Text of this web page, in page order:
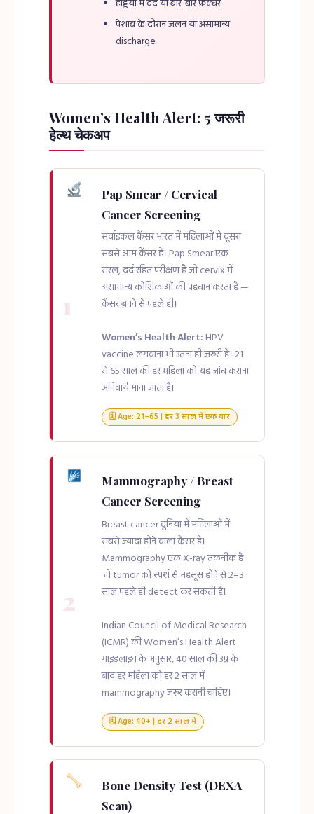
हड्डियों में दर्द या बार-बार फ्रैक्चर
पेशाब के दौरान जलन या असामान्य
discharge
Women’s Health Alert: 5 जरूरी
हेल्थ चेकअप
1
Pap Smear / Cervical
Cancer Screening
सर्वाइकल कैंसर भारत में महिलाओं में दूसरा
सबसे आम कैंसर है। Pap Smear एक
सरल, दर्द रहित परीक्षण है जो cervix में
असामान्य कोशिकाओं की पहचान करता है —
कैंसर बनने से पहले ही।
Women’s Health Alert: HPV
vaccine लगवाना भी उतना ही जरूरी है। 21
से 65 साल की हर महिला को यह जांच कराना
अनिवार्य माना जाता है।
🗓 Age: 21–65 | हर 3 साल में एक बार
2
Mammography / Breast
Cancer Screening
Breast cancer दुनिया में महिलाओं में
सबसे ज्यादा होने वाला कैंसर है।
Mammography एक X-ray तकनीक है
जो tumor को स्पर्श से महसूस होने से 2–3
साल पहले ही detect कर सकती है।
Indian Council of Medical Research
(ICMR) की Women’s Health Alert
गाइडलाइन के अनुसार, 40 साल की उम्र के
बाद हर महिला को हर 2 साल में
mammography जरूर करानी चाहिए।
🗓 Age: 40+ | हर 2 साल में
Bone Density Test (DEXA
Scan)